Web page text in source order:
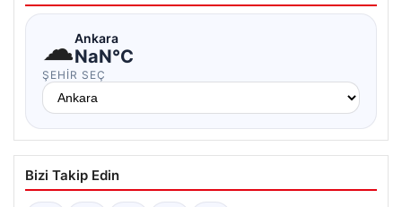
☁Ankara
NaN°C
ŞEHIR SEÇ
Bizi Takip Edin